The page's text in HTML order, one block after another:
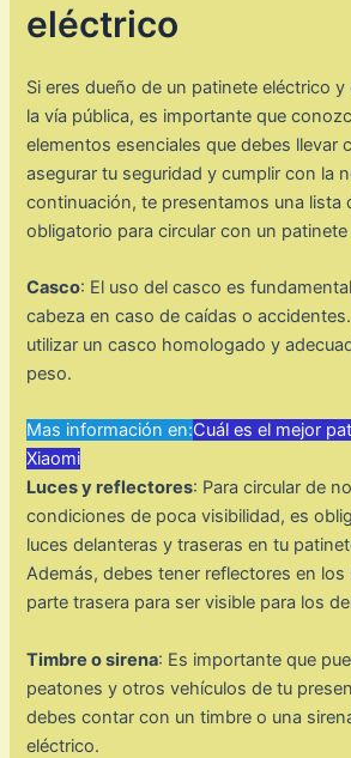
eléctrico
Si eres dueño de un patinete eléctrico y
la vía pública, es importante que
elementos esenciales que debes llevar
asegurar tu seguridad y cumplir con la
continuación, te presentamos una lista
obligatorio para circular con un
Casco: El uso del casco es
cabeza en caso de caídas o
utilizar un casco homologado y
peso.
Mas información en:Cuál es el mejor
Xiaomi
Luces y reflectores: Para circular de
condiciones de poca visibilidad, es
luces delanteras y traseras en tu
Además, debes tener reflectores en los
parte trasera para ser visible para los
Timbre o sirena: Es importante que
peatones y otros vehículos de tu
debes contar con un timbre o una
eléctrico.